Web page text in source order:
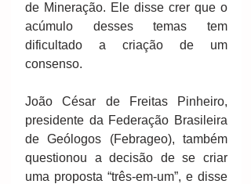
de Mineração. Ele disse crer que o
acúmulo desses temas tem
dificultado a criação de um
consenso.
João César de Freitas Pinheiro,
presidente da Federação Brasileira
de Geólogos (Febrageo), também
questionou a decisão de se criar
uma proposta “três-em-um”, e disse